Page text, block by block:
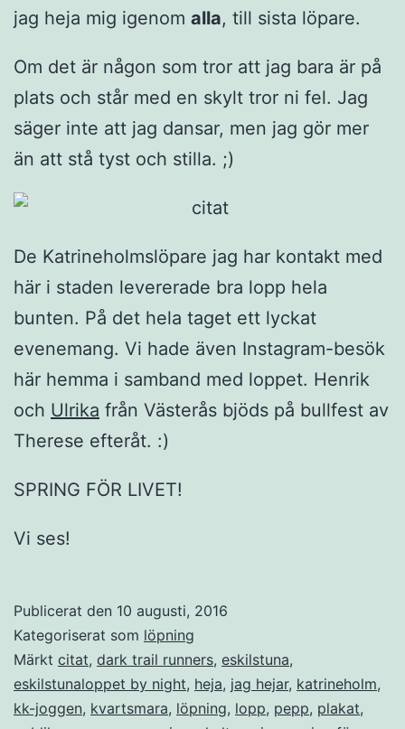
jag heja mig igenom alla, till sista löpare.
Om det är någon som tror att jag bara är på
plats och står med en skylt tror ni fel. Jag
säger inte att jag dansar, men jag gör mer
än att stå tyst och stilla. ;)
De Katrineholmslöpare jag har kontakt med
här i staden levererade bra lopp hela
bunten. På det hela taget ett lyckat
evenemang. Vi hade även Instagram-besök
här hemma i samband med loppet. Henrik
och Ulrika från Västerås bjöds på bullfest av
Therese efteråt. :)
SPRING FÖR LIVET!
Vi ses!
Publicerat den 10 augusti, 2016
Kategoriserat som löpning
Märkt citat, dark trail runners, eskilstuna,
eskilstunaloppet by night, heja, jag hejar, katrineholm,
kk-joggen, kvartsmara, löpning, lopp, pepp, plakat,